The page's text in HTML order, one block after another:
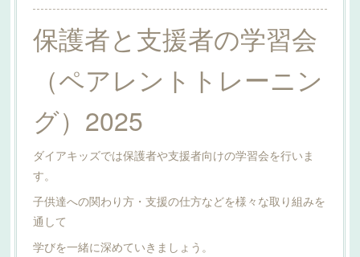
保護者と支援者の学習会
（ペアレントトレーニン
グ）2025
ダイアキッズでは保護者や支援者向けの学習会を行いま
す。
子供達への関わり方・支援の仕方などを様々な取り組みを
通して
学びを一緒に深めていきましょう。